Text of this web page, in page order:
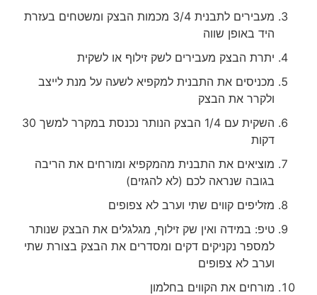
מעבירים לתבנית 3/4 מכמות הבצק ומשטחים בעזרת
היד באופן שווה
יתרת הבצק מעבירים לשק זילוף או לשקית
מכניסים את התבנית למקפיא לשעה על מנת לייצב
ולקרר את הבצק
השקית עם 1/4 הבצק הנותר נכנסת במקרר למשך 30
דקות
מוציאים את התבנית מהמקפיא ומורחים את הריבה
בגובה שנראה לכם (לא להגזים)
מזליפים קווים שתי וערב לא צפופים
טיפ: במידה ואין שק זילוף, מגלגלים את הבצק שנותר
למספר נקניקים דקים ומסדרים את הבצק בצורת שתי
וערב לא צפופים
מורחים את הקווים בחלמון